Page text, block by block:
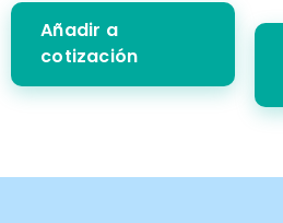
Añadir a
cotización